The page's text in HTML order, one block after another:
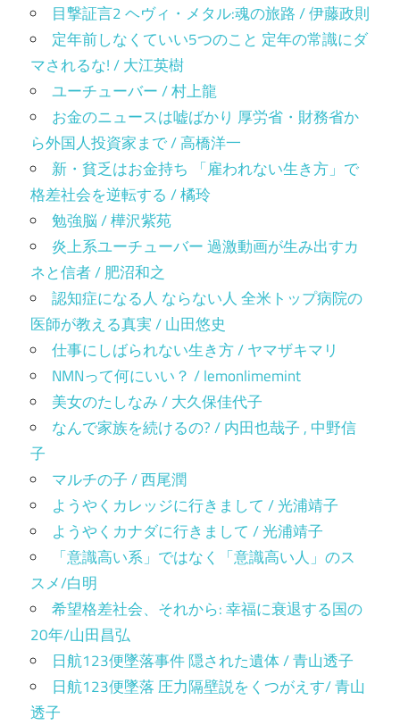
目撃証言2 ヘヴィ・メタル:魂の旅路 / 伊藤政則
定年前しなくていい5つのこと 定年の常識にダ
マされるな! / 大江英樹
ユーチューバー / 村上龍
お金のニュースは嘘ばかり 厚労省・財務省か
ら外国人投資家まで / 高橋洋一
新・貧乏はお金持ち 「雇われない生き方」で
格差社会を逆転する / 橘玲
勉強脳 / 樺沢紫苑
炎上系ユーチューバー 過激動画が生み出すカ
ネと信者 / 肥沼和之
認知症になる人 ならない人 全米トップ病院の
医師が教える真実 / 山田悠史
仕事にしばられない生き方 / ヤマザキマリ
NMNって何にいい？ / lemonlimemint
美女のたしなみ / 大久保佳代子
なんで家族を続けるの? / 内田也哉子 , 中野信
子
マルチの子 / 西尾潤
ようやくカレッジに行きまして / 光浦靖子
ようやくカナダに行きまして / 光浦靖子
「意識高い系」ではなく「意識高い人」のス
スメ/白明
希望格差社会、それから: 幸福に衰退する国の
20年/山田昌弘
日航123便墜落事件 隠された遺体 / 青山透子
日航123便墜落 圧力隔壁説をくつがえす/ 青山
透子